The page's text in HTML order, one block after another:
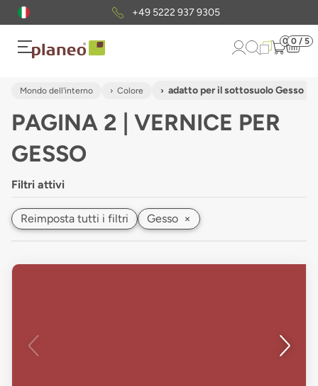
+49 5222 937 9305
0 0 / 5
Mondo dell'interno Colore adatto per il sottosuolo Gesso
PAGINA 2 | VERNICE PER
GESSO
Filtri attivi
Reimposta tutti i filtri Gesso ×